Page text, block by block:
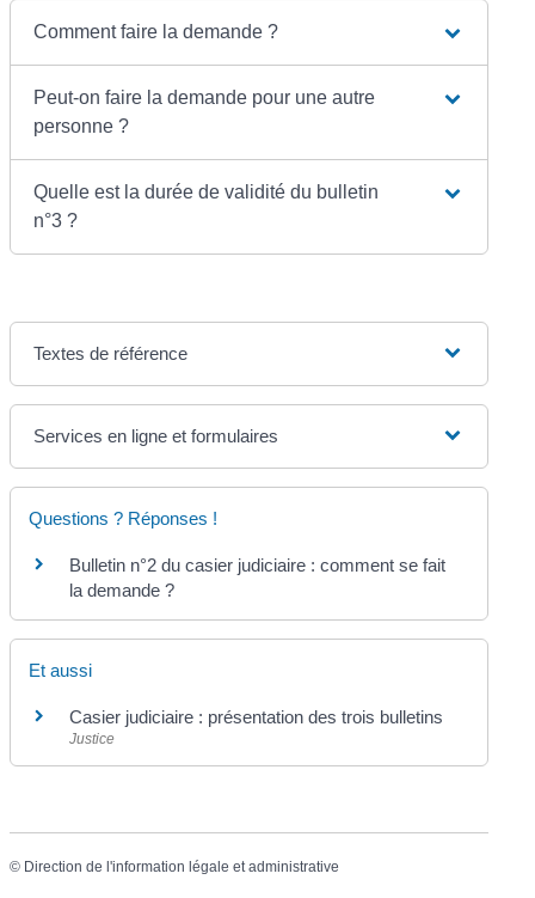
Comment faire la demande ?
Peut-on faire la demande pour une autre
personne ?
Quelle est la durée de validité du bulletin
n°3 ?
Textes de référence
Services en ligne et formulaires
Questions ? Réponses !
Bulletin n°2 du casier judiciaire : comment se fait
la demande ?
Et aussi
Casier judiciaire : présentation des trois bulletins
Justice
© Direction de l'information légale et administrative